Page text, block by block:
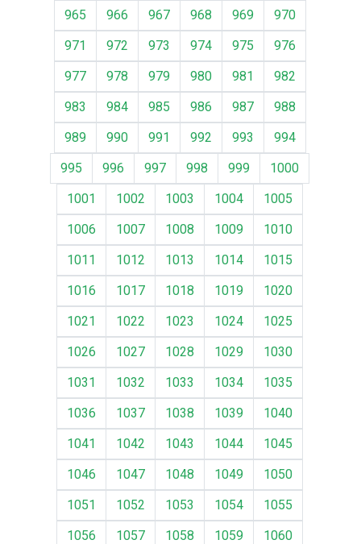
965
966 967 968 969
970
971
972 973 974 975
976
977
978 979 980 981
982
983
984 985 986 987
988
989
990 991 992 993
994
995
996 997 998 999
1000
1001
1002 1003 1004
1005
1006
1007 1008 1009
1010
1011
1012 1013 1014
1015
1016
1017 1018 1019
1020
1021
1022 1023 1024
1025
1026
1027 1028 1029
1030
1031
1032 1033 1034
1035
1036
1037 1038 1039
1040
1041
1042 1043 1044
1045
1046
1047 1048 1049
1050
1051
1052 1053 1054
1055
1056
1057 1058 1059
1060